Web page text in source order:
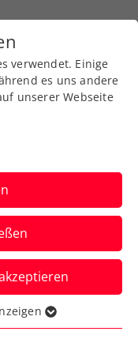
Pichler,
Sageder
verwendet. Einige
es uns andere
unserer Webseite